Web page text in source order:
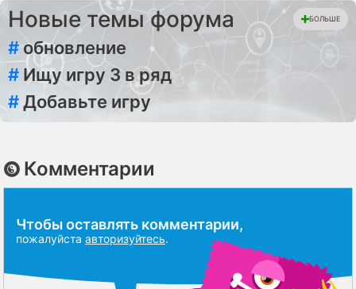
Новые темы форума БОЛЬШЕ
# обновление
# Ищу игру 3 в ряд
#Добавьте игру
Комментарии
Чтобы оставлять комментарии,
пожалуйста авторизуйтесь.